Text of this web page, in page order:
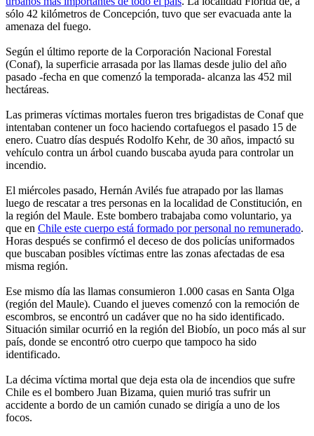
sólo 42 kilómetros de Concepción, tuvo que ser evacuada ante la
amenaza del fuego.
Según el último reporte de la Corporación Nacional Forestal
(Conaf), la superficie arrasada por las llamas desde julio del año
pasado -fecha en que comenzó la temporada- alcanza las 452 mil
hectáreas.
Las primeras víctimas mortales fueron tres brigadistas de Conaf que
intentaban contener un foco haciendo cortafuegos el pasado 15 de
enero. Cuatro días después Rodolfo Kehr, de 30 años, impactó su
vehículo contra un árbol cuando buscaba ayuda para controlar un
incendio.
El miércoles pasado, Hernán Avilés fue atrapado por las llamas
luego de rescatar a tres personas en la localidad de Constitución, en
la región del Maule. Este bombero trabajaba como voluntario, ya
que en Chile este cuerpo está formado por personal no remunerado.
Horas después se confirmó el deceso de dos policías uniformados
que buscaban posibles víctimas entre las zonas afectadas de esa
misma región.
Ese mismo día las llamas consumieron 1.000 casas en Santa Olga
(región del Maule). Cuando el jueves comenzó con la remoción de
escombros, se encontró un cadáver que no ha sido identificado.
Situación similar ocurrió en la región del Biobío, un poco más al sur
país, donde se encontró otro cuerpo que tampoco ha sido
identificado.
La décima víctima mortal que deja esta ola de incendios que sufre
Chile es el bombero Juan Bizama, quien murió tras sufrir un
accidente a bordo de un camión cunado se dirigía a uno de los
focos.